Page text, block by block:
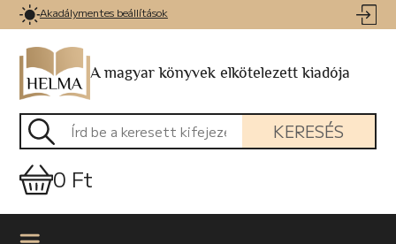
Akadálymentes beállítások
A magyar könyvek elkötelezett kiadója
KERESÉS
0 Ft